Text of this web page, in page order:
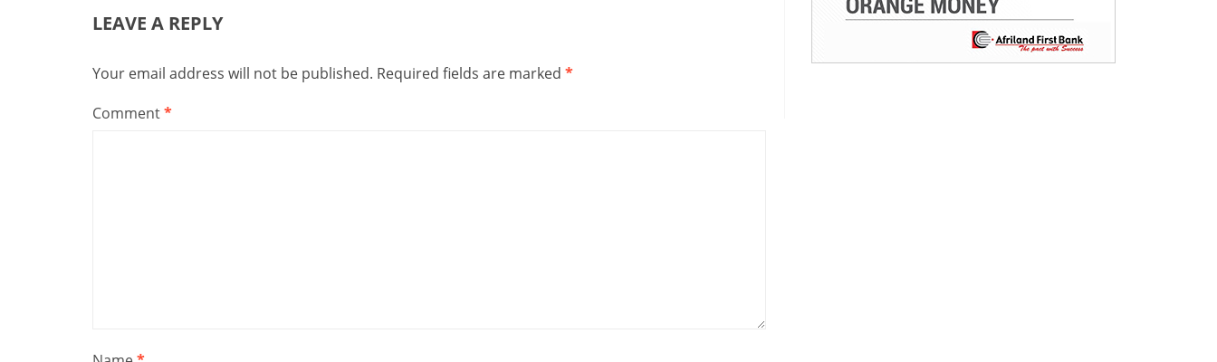
LEAVE A REPLY
Your email address will not be published. Required fields are marked *
Comment*